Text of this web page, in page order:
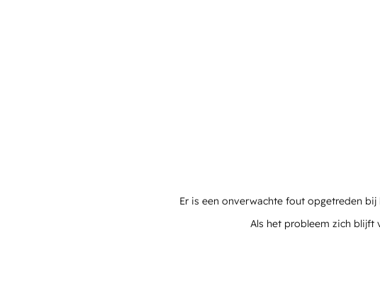
Er is een onverwachte fout opgetreden
Als het probleem zich blijft